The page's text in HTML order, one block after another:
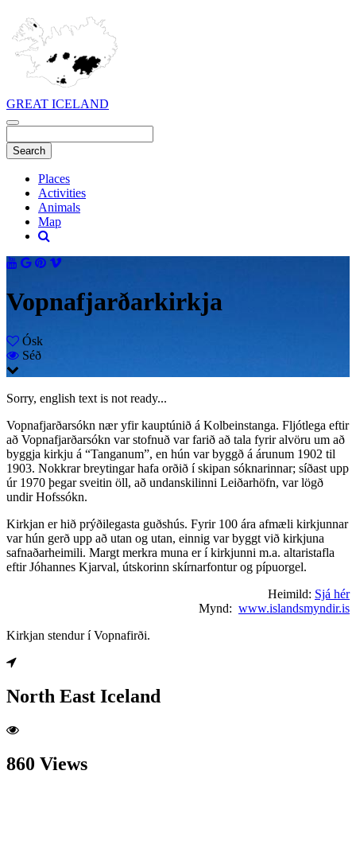
GREAT ICELAND
Places
Activities
Animals
Map
Vopnafjarðarkirkja
Ósk
Séð
Sorry, english text is not ready...
Vopnafjarðarsókn nær yfir kauptúnið á Kolbeinstanga. Fljótlega eftir
að Vopnafjarðarsókn var stofnuð var farið að tala fyrir alvöru um að
byggja kirkju á “Tanganum”, en hún var byggð á árunum 1902 til
1903. Nokkrar breytingar hafa orðið í skipan sóknarinnar; síðast upp
úr 1970 þegar sveitin öll, að undanskilinni Leiðarhöfn, var lögð
undir Hofssókn.
Kirkjan er hið prýðilegasta guðshús. Fyrir 100 ára afmæli kirkjunnar
var hún gerð upp að utan og utan, einnig var byggt við kirkjuna
safnaðarheimili. Margt merkra muna er í kirkjunni m.a. altaristafla
eftir Jóhannes Kjarval, útskorinn skírnarfontur og pípuorgel.
Heimild: Sjá hér
Mynd: www.islandsmyndir.is
Kirkjan stendur í Vopnafirði.
North East Iceland
860 Views